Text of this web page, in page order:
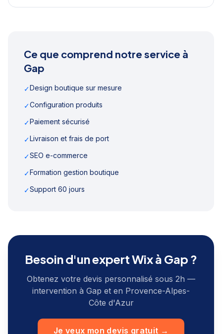
Ce que comprend notre service à
Gap
✓Design boutique sur mesure
✓Configuration produits
✓Paiement sécurisé
✓Livraison et frais de port
✓SEO e-commerce
✓Formation gestion boutique
✓Support 60 jours
Besoin d'un expert Wix à Gap ?
Obtenez votre devis personnalisé sous 2h —
intervention à Gap et en Provence-Alpes-
Côte d'Azur
Je veux mon devis gratuit →